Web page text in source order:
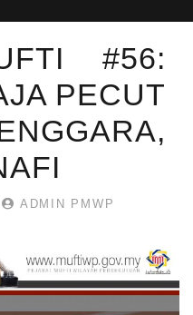
#56:
PECUT
ADMIN PMWP